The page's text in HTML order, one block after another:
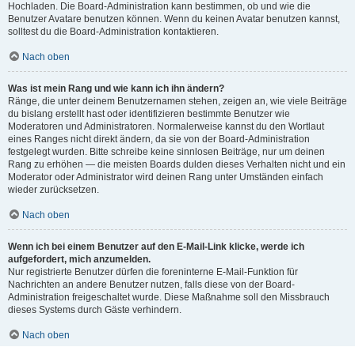
Hochladen. Die Board-Administration kann bestimmen, ob und wie die
Benutzer Avatare benutzen können. Wenn du keinen Avatar benutzen kannst,
solltest du die Board-Administration kontaktieren.
Nach oben
Was ist mein Rang und wie kann ich ihn ändern?
Ränge, die unter deinem Benutzernamen stehen, zeigen an, wie viele Beiträge
du bislang erstellt hast oder identifizieren bestimmte Benutzer wie
Moderatoren und Administratoren. Normalerweise kannst du den Wortlaut
eines Ranges nicht direkt ändern, da sie von der Board-Administration
festgelegt wurden. Bitte schreibe keine sinnlosen Beiträge, nur um deinen
Rang zu erhöhen — die meisten Boards dulden dieses Verhalten nicht und ein
Moderator oder Administrator wird deinen Rang unter Umständen einfach
wieder zurücksetzen.
Nach oben
Wenn ich bei einem Benutzer auf den E-Mail-Link klicke, werde ich
aufgefordert, mich anzumelden.
Nur registrierte Benutzer dürfen die foreninterne E-Mail-Funktion für
Nachrichten an andere Benutzer nutzen, falls diese von der Board-
Administration freigeschaltet wurde. Diese Maßnahme soll den Missbrauch
dieses Systems durch Gäste verhindern.
Nach oben